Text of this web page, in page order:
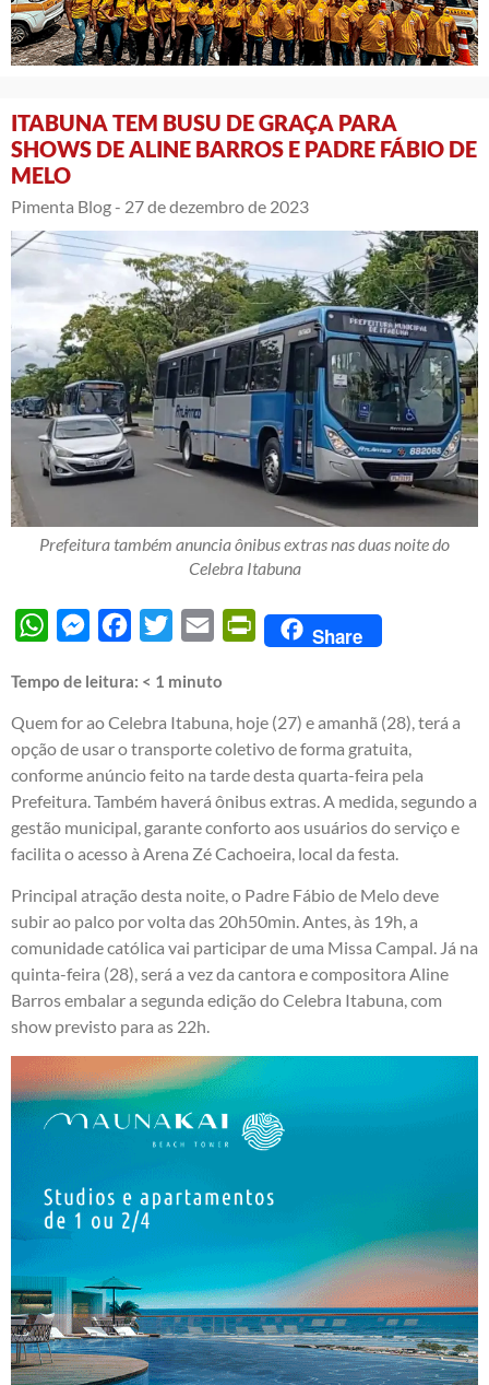
ITABUNA TEM BUSU DE GRAÇA PARA
SHOWS DE ALINE BARROS E PADRE FÁBIO DE
MELO
Pimenta Blog - 27 de dezembro de 2023
Prefeitura também anuncia ônibus extras nas duas noite do
Celebra Itabuna
WhatsAppMessengerFacebook
Twitter Email PrintFriendly
Share
Tempo de leitura: < 1 minuto
Quem for ao Celebra Itabuna, hoje (27) e amanhã (28), terá a
opção de usar o transporte coletivo de forma gratuita,
conforme anúncio feito na tarde desta quarta-feira pela
Prefeitura. Também haverá ônibus extras. A medida, segundo a
gestão municipal, garante conforto aos usuários do serviço e
facilita o acesso à Arena Zé Cachoeira, local da festa.
Principal atração desta noite, o Padre Fábio de Melo deve
subir ao palco por volta das 20h50min. Antes, às 19h, a
comunidade católica vai participar de uma Missa Campal. Já na
quinta-feira (28), será a vez da cantora e compositora Aline
Barros embalar a segunda edição do Celebra Itabuna, com
show previsto para as 22h.